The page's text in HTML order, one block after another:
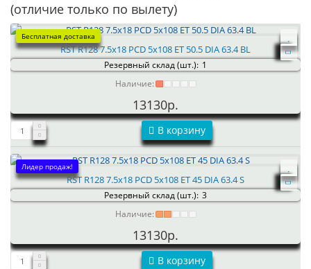
(отличие только по вылету)
Бесплатная доставка
RST R128 7.5x18 PCD 5x108 ET 50.5 DIA 63.4 BL
Резервный склад (шт.): 1
Наличие:
13130р.
В корзину
Лидер продаж!
RST R128 7.5x18 PCD 5x108 ET 45 DIA 63.4 S
Резервный склад (шт.): 3
Наличие:
13130р.
В корзину